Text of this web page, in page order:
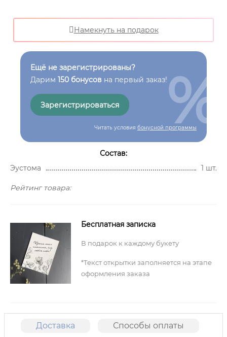
Намекнуть на подарок
Ещё не зарегистрированы?
Дарим 150 бонусов на первый заказ!
Зарегистрироваться
Читать условия бонусной программы
%
Состав:
Эустома
1 шт.
Рейтинг товара:
Бесплатная записка
В подарок к каждому букету
*Текст открытки заполняется на этапе
оформления заказа
Доставка Способы оплаты